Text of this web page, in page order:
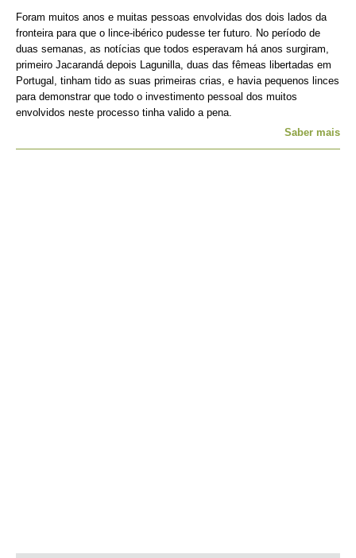
Foram muitos anos e muitas pessoas envolvidas dos dois lados da
fronteira para que o lince-ibérico pudesse ter futuro. No período de
duas semanas, as notícias que todos esperavam há anos surgiram,
primeiro Jacarandá depois Lagunilla, duas das fêmeas libertadas em
Portugal, tinham tido as suas primeiras crias, e havia pequenos linces
para demonstrar que todo o investimento pessoal dos muitos
envolvidos neste processo tinha valido a pena.
Saber mais